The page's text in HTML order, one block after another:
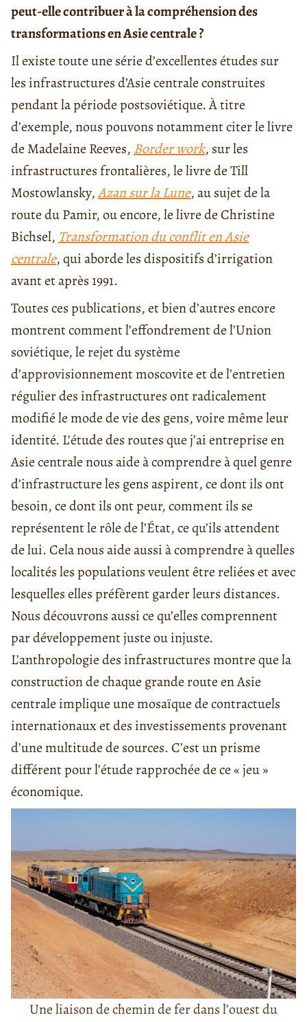
peut-elle contribuer à la compréhension des
transformations en Asie centrale ?
Il existe toute une série d’excellentes études sur
les infrastructures d’Asie centrale construites
pendant la période postsoviétique. À titre
d’exemple, nous pouvons notamment citer le livre
de Madelaine Reeves, Border work, sur les
infrastructures frontalières, le livre de Till
Mostowlansky,Azan sur la Lune, au sujet de la
route du Pamir, ou encore, le livre de Christine
Bichsel, Transformation du conflit en Asie
centrale, qui aborde les dispositifs d’irrigation
avant et après 1991.
Toutes ces publications, et bien d’autres encore
montrent comment l’effondrement de l’Union
soviétique, le rejet du système
d’approvisionnement moscovite et de l’entretien
régulier des infrastructures ont radicalement
modifié le mode de vie des gens, voire même leur
identité. L’étude des routes que j’ai entreprise en
Asie centrale nous aide à comprendre à quel genre
d’infrastructure les gens aspirent, ce dont ils ont
besoin, ce dont ils ont peur, comment ils se
représentent le rôle de l’État, ce qu’ils attendent
de lui. Cela nous aide aussi à comprendre à quelles
localités les populations veulent être reliées et avec
lesquelles elles préfèrent garder leurs distances.
Nous découvrons aussi ce qu’elles comprennent
par développement juste ou injuste.
L’anthropologie des infrastructures montre que la
construction de chaque grande route en Asie
centrale implique une mosaïque de contractuels
internationaux et des investissements provenant
d’une multitude de sources. C’est un prisme
différent pour l’étude rapprochée de ce « jeu »
économique.
Une liaison de chemin de fer dans l’ouest du